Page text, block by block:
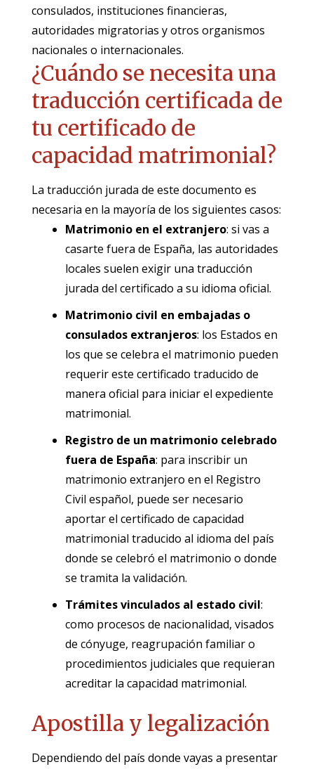
consulados, instituciones financieras,
autoridades migratorias y otros organismos
nacionales o internacionales.
¿Cuándo se necesita una
traducción certificada de
tu certificado de
capacidad matrimonial?
La traducción jurada de este documento es
necesaria en la mayoría de los siguientes casos:
Matrimonio en el extranjero: si vas a
casarte fuera de España, las autoridades
locales suelen exigir una traducción
jurada del certificado a su idioma oficial.
Matrimonio civil en embajadas o
consulados extranjeros: los Estados en
los que se celebra el matrimonio pueden
requerir este certificado traducido de
manera oficial para iniciar el expediente
matrimonial.
Registro de un matrimonio celebrado
fuera de España: para inscribir un
matrimonio extranjero en el Registro
Civil español, puede ser necesario
aportar el certificado de capacidad
matrimonial traducido al idioma del país
donde se celebró el matrimonio o donde
se tramita la validación.
Trámites vinculados al estado civil:
como procesos de nacionalidad, visados
de cónyuge, reagrupación familiar o
procedimientos judiciales que requieran
acreditar la capacidad matrimonial.
Apostilla y legalización
Dependiendo del país donde vayas a presentar